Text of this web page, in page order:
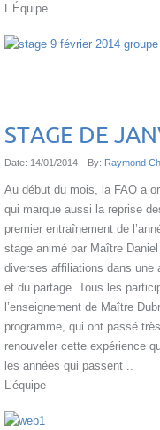
L’Équipe
STAGE DE
Date: 14/01/2014 By: Raymond
Au début du mois, la FAQ a
qui marque aussi la reprise
premier entraînement de
stage animé par Maître
diverses affiliations dans une
et du partage. Tous les
l’enseignement de Maître
programme, qui ont passé
renouveler cette expérience
les années qui passent ..
L’équipe